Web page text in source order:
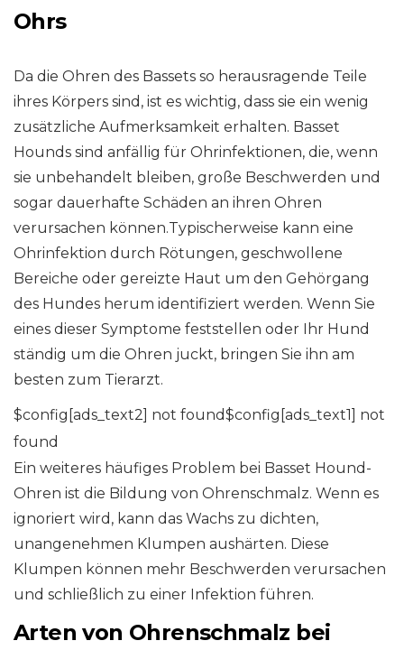
Ohrs
Da die Ohren des Bassets so herausragende Teile
ihres Körpers sind, ist es wichtig, dass sie ein wenig
zusätzliche Aufmerksamkeit erhalten. Basset
Hounds sind anfällig für Ohrinfektionen, die, wenn
sie unbehandelt bleiben, große Beschwerden und
sogar dauerhafte Schäden an ihren Ohren
verursachen können.Typischerweise kann eine
Ohrinfektion durch Rötungen, geschwollene
Bereiche oder gereizte Haut um den Gehörgang
des Hundes herum identifiziert werden. Wenn Sie
eines dieser Symptome feststellen oder Ihr Hund
ständig um die Ohren juckt, bringen Sie ihn am
besten zum Tierarzt.
$config[ads_text2] not found$config[ads_text1] not
found
Ein weiteres häufiges Problem bei Basset Hound-
Ohren ist die Bildung von Ohrenschmalz. Wenn es
ignoriert wird, kann das Wachs zu dichten,
unangenehmen Klumpen aushärten. Diese
Klumpen können mehr Beschwerden verursachen
und schließlich zu einer Infektion führen.
Arten von Ohrenschmalz bei